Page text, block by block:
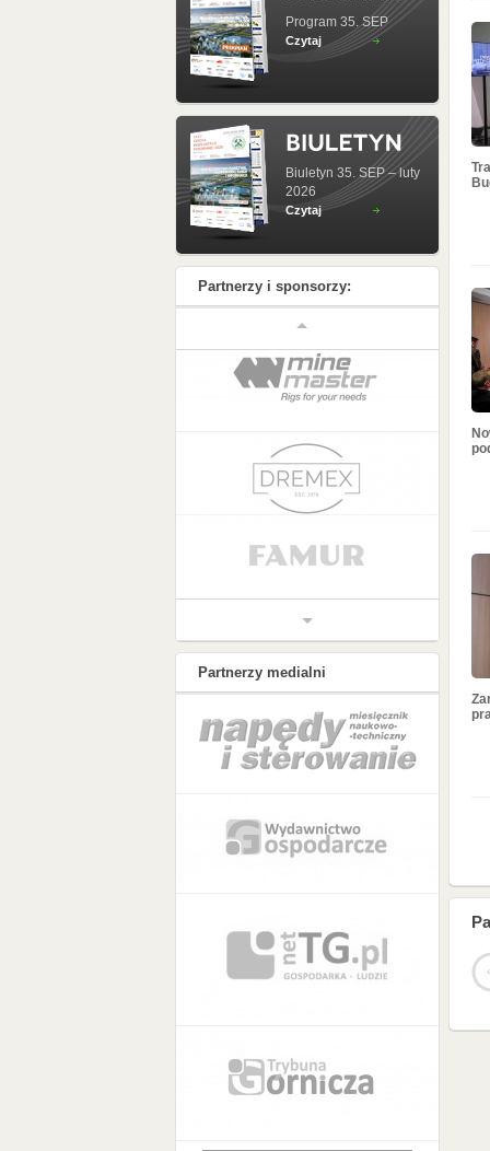
Program 35. SEP
Czytaj
Biuletyn 35. SEP – luty
2026
Czytaj
Partnerzy i sponsorzy:
Partnerzy medialni